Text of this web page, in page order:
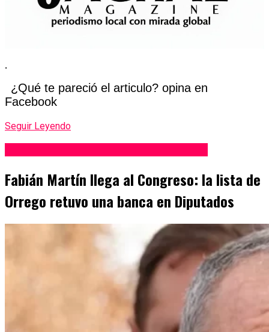
.
¿Qué te pareció el articulo? opina en
Facebook
Seguir Leyendo
Fabián Martín llega al Congreso: la lista de
Orrego retuvo una banca en Diputados